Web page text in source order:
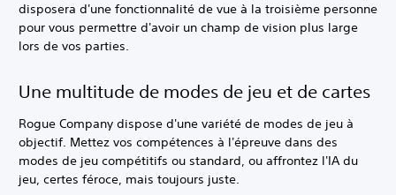
disposera d'une fonctionnalité de vue à la troisième personne
pour vous permettre d'avoir un champ de vision plus large
lors de vos parties.‎
Une multitude de modes de jeu et de cartes
Rogue Company dispose d'une variété de modes de jeu à
objectif. Mettez vos compétences à l'épreuve dans des
modes de jeu compétitifs ou standard, ou affrontez l'IA du
jeu, certes féroce, mais toujours juste.‎